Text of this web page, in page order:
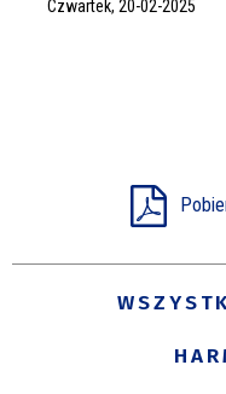
Czwartek, 20-02-2025